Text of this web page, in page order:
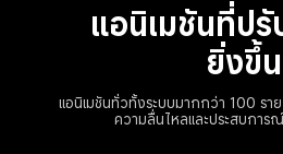
แอนิเมชันที่ปรั
ยิ่งขึ้น
แอนิเมชันทั่วทั้งระบบมากกว่า 100 รา
ความลื่นไหลและประสบการ